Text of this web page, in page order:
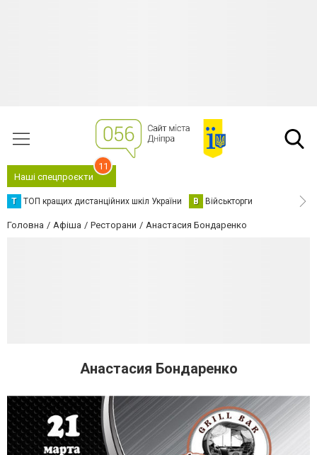
Наші спецпроєкти
11
Т ТОП кращих дистанційних шкіл України В Військторги
Головна Афіша Ресторани Анастасия Бондаренко
Анастасия Бондаренко